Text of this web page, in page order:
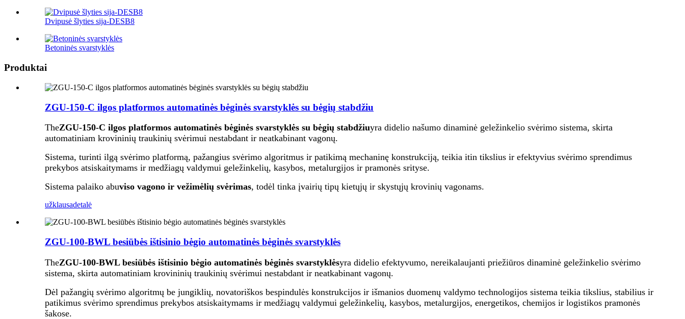
Dvipusė šlyties sija-DESB8
Betoninės svarstyklės
Produktai
ZGU-150-C ilgos platformos automatinės bėginės svarstyklės su bėgių stabdžiu
TheZGU-150-C ilgos platformos automatinės bėginės svarstyklės su bėgių stabdžiuyra didelio našumo dinaminė geležinkelio svėrimo sistema, skirta
automatiniam krovininių traukinių svėrimui nestabdant ir neatkabinant vagonų.
Sistema, turinti ilgą svėrimo platformą, pažangius svėrimo algoritmus ir patikimą mechaninę konstrukciją, teikia itin tikslius ir efektyvius svėrimo sprendimus
prekybos atsiskaitymams ir medžiagų valdymui geležinkelių, kasybos, metalurgijos ir pramonės srityse.
Sistema palaiko abuviso vagono ir vežimėlių svėrimas, todėl tinka įvairių tipų kietųjų ir skystųjų krovinių vagonams.
užklausadetalė
ZGU-100-BWL besiūbės ištisinio bėgio automatinės bėginės svarstyklės
TheZGU-100-BWL besiūbės ištisinio bėgio automatinės bėginės svarstyklėsyra didelio efektyvumo, nereikalaujanti priežiūros dinaminė geležinkelio svėrimo
sistema, skirta automatiniam krovininių traukinių svėrimui nestabdant ir neatkabinant vagonų.
Dėl pažangių svėrimo algoritmų be jungiklių, novatoriškos bespindulės konstrukcijos ir išmanios duomenų valdymo technologijos sistema teikia tikslius, stabilius ir
patikimus svėrimo sprendimus prekybos atsiskaitymams ir medžiagų valdymui geležinkelių, kasybos, metalurgijos, energetikos, chemijos ir logistikos pramonės
šakose.